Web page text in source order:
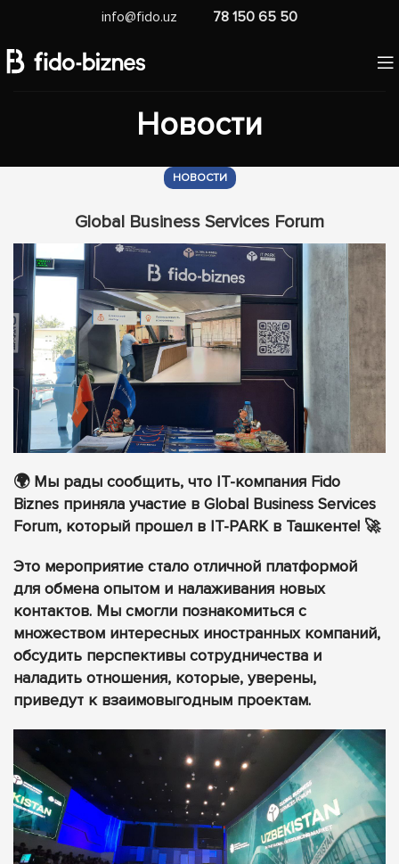
info@fido.uz 78 150 65 50
Новости
НОВОСТИ
Global Business Services Forum
🌍 Мы рады сообщить, что IT-компания Fido
Biznes приняла участие в Global Business Services
Forum, который прошел в IT-PARK в Ташкенте! 🚀
Это мероприятие стало отличной платформой
для обмена опытом и налаживания новых
контактов. Мы смогли познакомиться с
множеством интересных иностранных компаний,
обсудить перспективы сотрудничества и
наладить отношения, которые, уверены,
приведут к взаимовыгодным проектам.